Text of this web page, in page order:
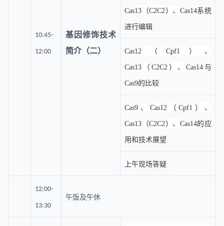
10:45-
12:00
基因修饰技术
简介（二）
Cas13（C2C2）、Cas14系统
进行编辑
Cas12（Cpf1）、
Cas13（C2C2）、Cas14与
Cas9的比较
Cas9、Cas12（Cpf1）、
Cas13（C2C2）、Cas14的应
用和技术展望
上午现场答疑
12:00-
13:30
午饭及午休